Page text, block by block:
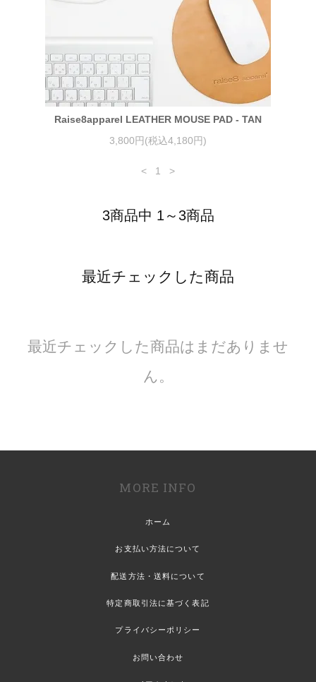
Raise8apparel LEATHER MOUSE PAD - TAN
3,800円(税込4,180円)
< 1 >
3商品中 1～3商品
最近チェックした商品
最近チェックした商品はまだありませ
ん。
MORE INFO
ホーム
お支払い方法について
配送方法・送料について
特定商取引法に基づく表記
プライバシーポリシー
お問い合わせ